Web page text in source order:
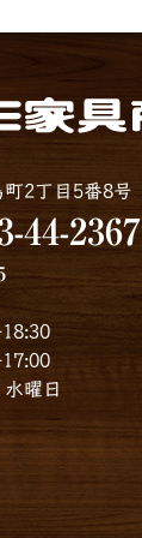
2丁目5番8号
44-2367
曜日